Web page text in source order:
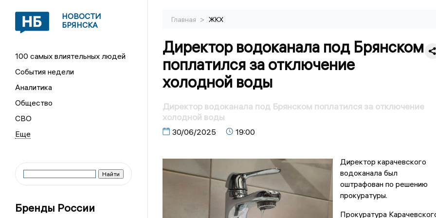
НОВОСТИ
БРЯНСКА
100 самых влиятельных людей
События недели
Аналитика
Общество
СВО
Бренды России
Главная > ЖКХ
Директор водоканала под Брянском
поплатился за отключение
холодной воды
Директор водоканала под Брянском поплатился за отключение
холодной воды
30/06/2025 19:00
Директор карачевского
водоканала был
оштрафован по решению
прокуратуры.
Прокуратура